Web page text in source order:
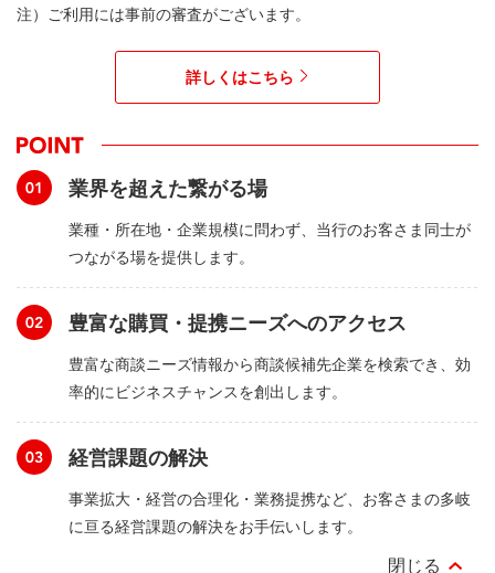
注）ご利用には事前の審査がございます。
詳しくはこちら
業界を超えた繋がる場
業種・所在地・企業規模に問わず、当行のお客さま同士が
つながる場を提供します。
豊富な購買・提携ニーズへのアクセス
豊富な商談ニーズ情報から商談候補先企業を検索でき、効
率的にビジネスチャンスを創出します。
経営課題の解決
事業拡大・経営の合理化・業務提携など、お客さまの多岐
に亘る経営課題の解決をお手伝いします。